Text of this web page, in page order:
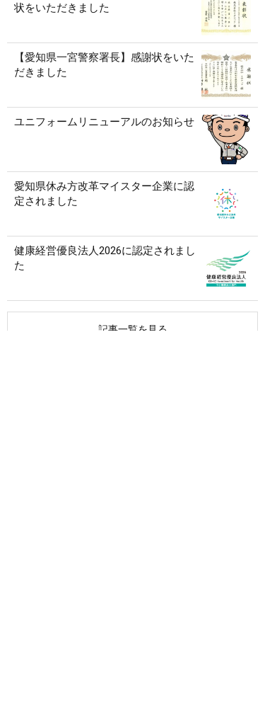
状をいただきました
【愛知県一宮警察署長】感謝状をいた
だきました
ユニフォームリニューアルのお知らせ
愛知県休み方改革マイスター企業に認
定されました
健康経営優良法人2026に認定されまし
た
記事一覧を見る